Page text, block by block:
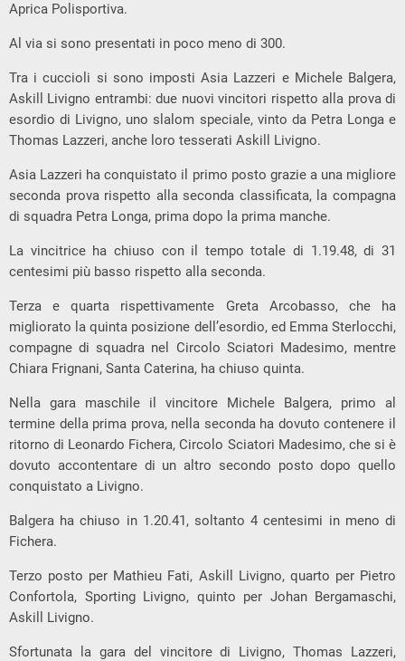
Aprica Polisportiva.
Al via si sono presentati in poco meno di 300.
Tra i cuccioli si sono imposti Asia Lazzeri e Michele Balgera,
Askill Livigno entrambi: due nuovi vincitori rispetto alla prova di
esordio di Livigno, uno slalom speciale, vinto da Petra Longa e
Thomas Lazzeri, anche loro tesserati Askill Livigno.
Asia Lazzeri ha conquistato il primo posto grazie a una migliore
seconda prova rispetto alla seconda classificata, la compagna
di squadra Petra Longa, prima dopo la prima manche.
La vincitrice ha chiuso con il tempo totale di 1.19.48, di 31
centesimi più basso rispetto alla seconda.
Terza e quarta rispettivamente Greta Arcobasso, che ha
migliorato la quinta posizione dell’esordio, ed Emma Sterlocchi,
compagne di squadra nel Circolo Sciatori Madesimo, mentre
Chiara Frignani, Santa Caterina, ha chiuso quinta.
Nella gara maschile il vincitore Michele Balgera, primo al
termine della prima prova, nella seconda ha dovuto contenere il
ritorno di Leonardo Fichera, Circolo Sciatori Madesimo, che si è
dovuto accontentare di un altro secondo posto dopo quello
conquistato a Livigno.
Balgera ha chiuso in 1.20.41, soltanto 4 centesimi in meno di
Fichera.
Terzo posto per Mathieu Fati, Askill Livigno, quarto per Pietro
Confortola, Sporting Livigno, quinto per Johan Bergamaschi,
Askill Livigno.
Sfortunata la gara del vincitore di Livigno, Thomas Lazzeri,